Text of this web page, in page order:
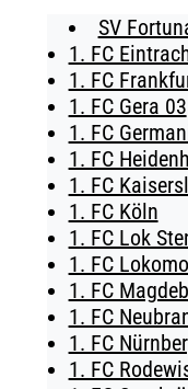
BUSINESS
SÜDKURVE
TICKETING
SV
1. FC
1. FC
1. FC Gera 03
1. FC
1. FC
1. FC
1. FC Köln
1. FC Lok
1. FC
1. FC
1. FC
1. FC
1. FC